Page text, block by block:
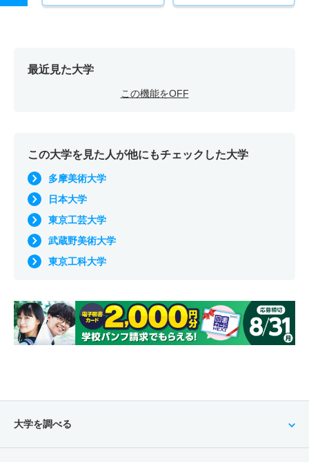
最近見た大学
この機能をOFF
この大学を見た人が他にもチェックした大学
多摩美術大学
日本大学
東京工芸大学
武蔵野美術大学
東京工科大学
大学を調べる